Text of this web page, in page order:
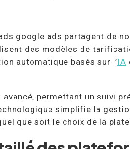
google ads partagent de
des modèles de
automatique basés sur l’IA
permettant un suivi
simplifie la
que soit le choix de la